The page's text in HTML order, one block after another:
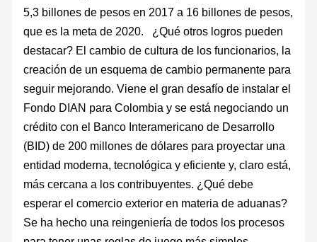
5,3 billones de pesos en 2017 a 16 billones de pesos,
que es la meta de 2020. ¿Qué otros logros pueden
destacar? El cambio de cultura de los funcionarios, la
creación de un esquema de cambio perma­nente para
seguir mejorando. Viene el gran desafío de instalar el
Fondo DIAN para Co­lombia y se está negociando un
crédito con el Banco Interamericano de Desarrollo
(BID) de 200 millones de dólares para proyectar una
entidad moderna, tecnológica y eficiente y, claro está,
más cercana a los contribuyentes. ¿Qué debe
esperar el comercio exterior en materia de aduanas?
Se ha hecho una reingeniería de todos los procesos